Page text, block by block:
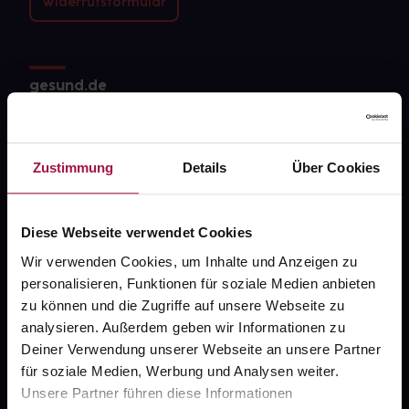
Zustimmung Details Über Cookies
Diese Webseite verwendet Cookies
Wir verwenden Cookies, um Inhalte und Anzeigen zu
personalisieren, Funktionen für soziale Medien anbieten
zu können und die Zugriffe auf unsere Webseite zu
analysieren. Außerdem geben wir Informationen zu
Deiner Verwendung unserer Webseite an unsere Partner
für soziale Medien, Werbung und Analysen weiter.
Unsere Partner führen diese Informationen
gesund.de
Karriere
Newsletter
Barrierefreiheitserklärung
PAYBACK
gesund-versorger.de
Sanitätshäuser
Datenschutz
AGB